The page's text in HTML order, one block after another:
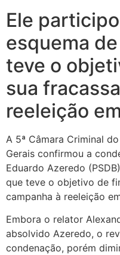
Ele
esquema
teve o
sua
reeleição
A 5ª Câmara Criminal
Gerais confirmou a
Eduardo Azeredo
que teve o objetivo de
campanha à reeleição
Embora o relator
absolvido Azeredo, o
condenação, porém